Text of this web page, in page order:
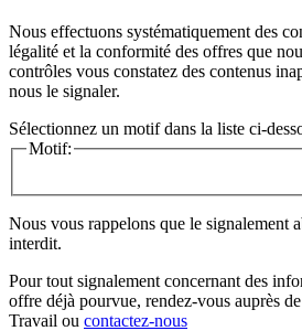
Nous effectuons systématiquement des
légalité et la conformité des offres que
contrôles vous constatez des contenus
nous le signaler.
Sélectionnez un motif dans la liste ci-
Motif:
Nous vous rappelons que le signalement
interdit.
Pour tout signalement concernant des
offre déjà pourvue, rendez-vous auprès
Travail ou contactez-nous